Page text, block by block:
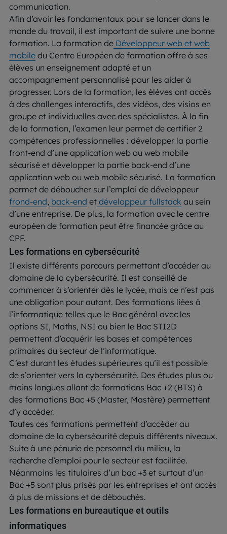
communication.
Afin d’avoir les fondamentaux pour se lancer dans le
monde du travail, il est important de suivre une bonne
formation. La formation de Développeur web et web
mobile du Centre Européen de formation offre à ses
élèves un enseignement adapté et un
accompagnement personnalisé pour les aider à
progresser. Lors de la formation, les élèves ont accès
à des challenges interactifs, des vidéos, des visios en
groupe et individuelles avec des spécialistes. À la fin
de la formation, l’examen leur permet de certifier 2
compétences professionnelles : développer la partie
front-end d’une application web ou web mobile
sécurisé et développer la partie back-end d’une
application web ou web mobile sécurisé. La formation
permet de déboucher sur l’emploi de développeur
frond-end, back-end et développeur fullstack au sein
d’une entreprise. De plus, la formation avec le centre
européen de formation peut être financée grâce au
CPF.
Les formations en cybersécurité
Il existe différents parcours permettant d’accéder au
domaine de la cybersécurité. Il est conseillé de
commencer à s’orienter dès le lycée, mais ce n’est pas
une obligation pour autant. Des formations liées à
l’informatique telles que le Bac général avec les
options SI, Maths, NSI ou bien le Bac STI2D
permettent d’acquérir les bases et compétences
primaires du secteur de l’informatique.
C’est durant les études supérieures qu’il est possible
de s’orienter vers la cybersécurité. Des études plus ou
moins longues allant de formations Bac +2 (BTS) à
des formations Bac +5 (Master, Mastère) permettent
d’y accéder.
Toutes ces formations permettent d’accéder au
domaine de la cybersécurité depuis différents niveaux.
Suite à une pénurie de personnel du milieu, la
recherche d’emploi pour le secteur est facilitée.
Néanmoins les titulaires d’un bac +3 et surtout d’un
Bac +5 sont plus prisés par les entreprises et ont accès
à plus de missions et de débouchés.
Les formations en bureautique et outils
informatiques